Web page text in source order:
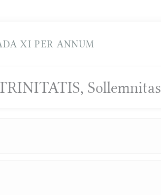
XI PER ANNUM
Sollemnitas